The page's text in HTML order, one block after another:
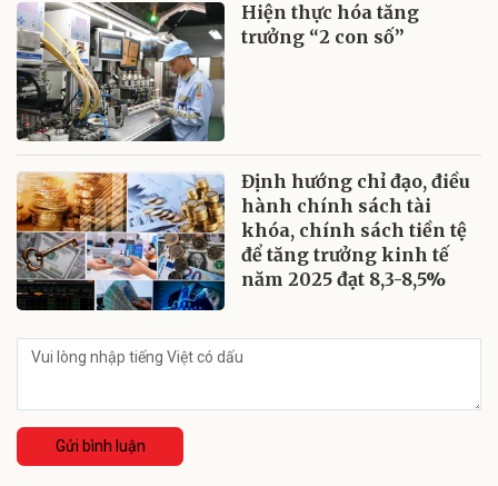
Hiện thực hóa tăng
trưởng “2 con số”
Định hướng chỉ đạo, điều
hành chính sách tài
khóa, chính sách tiền tệ
để tăng trưởng kinh tế
năm 2025 đạt 8,3-8,5%
Gửi bình luận